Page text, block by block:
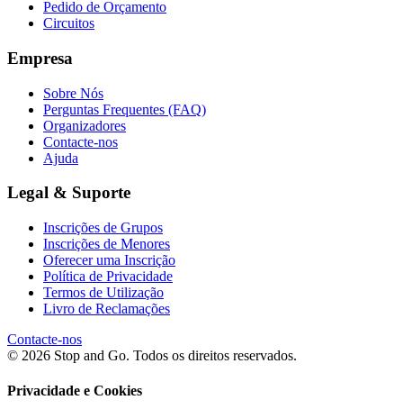
Pedido de Orçamento
Circuitos
Empresa
Sobre Nós
Perguntas Frequentes (FAQ)
Organizadores
Contacte-nos
Ajuda
Legal & Suporte
Inscrições de Grupos
Inscrições de Menores
Oferecer uma Inscrição
Política de Privacidade
Termos de Utilização
Livro de Reclamações
Contacte-nos
© 2026 Stop and Go. Todos os direitos reservados.
Privacidade e Cookies